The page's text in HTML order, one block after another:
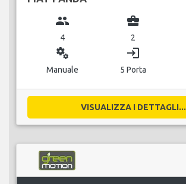
group
4
business_center
2
miscellaneous_services
Manuale
login
5 Porta
VISUALIZZA I DETTAGLI...